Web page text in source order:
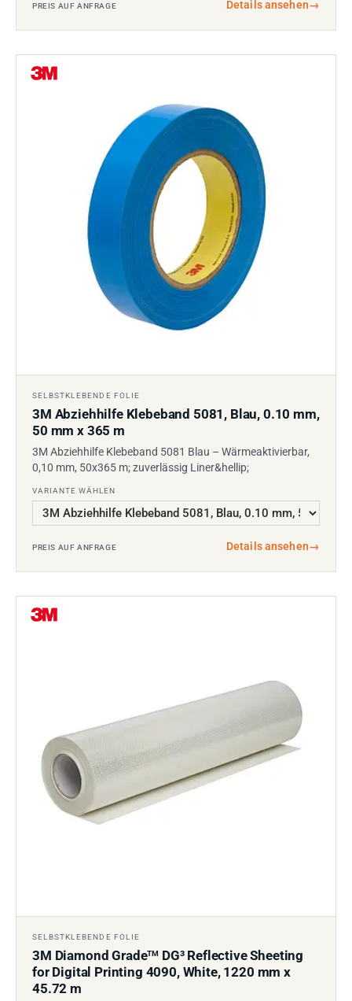
PREIS AUF ANFRAGE Details ansehen→
SELBSTKLEBENDE FOLIE
3M Abziehhilfe Klebeband 5081, Blau, 0.10 mm,
50 mm x 365 m
3M Abziehhilfe Klebeband 5081 Blau – Wärmeaktivierbar,
0,10 mm, 50x365 m; zuverlässig Liner&hellip;
VARIANTE WÄHLEN
PREIS AUF ANFRAGE Details ansehen→
SELBSTKLEBENDE FOLIE
3M Diamond GradeTM DG³ Reflective Sheeting
for Digital Printing 4090, White, 1220 mm x
45.72 m